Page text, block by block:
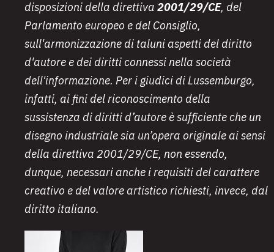
disposizioni della direttiva 2001/29/CE, del
Parlamento europeo e del Consiglio,
sull'armonizzazione di taluni aspetti del diritto
d'autore e dei diritti connessi nella società
dell'informazione. Per i giudici di Lussemburgo,
infatti, ai fini del riconoscimento della
sussistenza di diritti d’autore è sufficiente che un
disegno industriale sia un’opera originale ai sensi
della direttiva 2001/29/CE, non essendo,
dunque, necessari anche i requisiti del carattere
creativo e del valore artistico richiesti, invece, dal
diritto italiano.